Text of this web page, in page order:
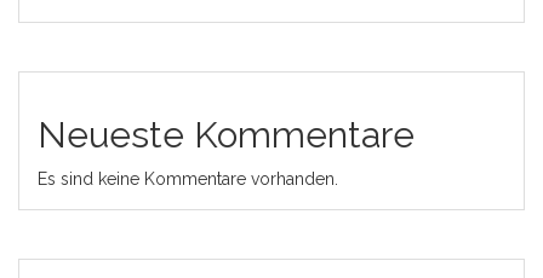
Neueste Kommentare
Es sind keine Kommentare vorhanden.